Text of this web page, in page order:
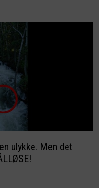
ulykke. Men det